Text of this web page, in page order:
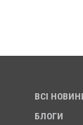
ВСІ
БЛОГИ